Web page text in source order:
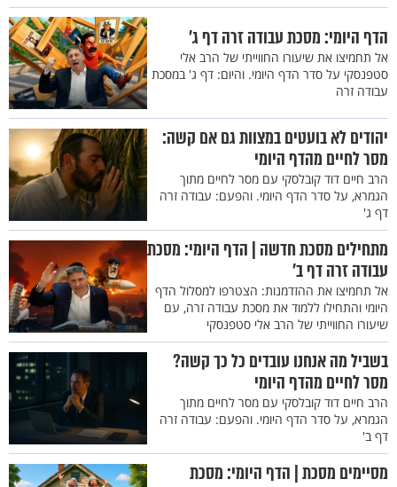
הדף היומי: מסכת עבודה זרה דף ג'
אל תחמיצו את שיעורו החווייתי של הרב אלי
סטפנסקי על סדר הדף היומי. והיום: דף ג' במסכת
עבודה זרה
יהודים לא בועטים במצוות גם אם קשה:
מסר לחיים מהדף היומי
הרב חיים דוד קובלסקי עם מסר לחיים מתוך
הגמרא, על סדר הדף היומי. והפעם: עבודה זרה
דף ג'
מתחילים מסכת חדשה | הדף היומי: מסכת
עבודה זרה דף ב'
אל תחמיצו את ההזדמנות: הצטרפו למסלול הדף
היומי והתחילו ללמוד את מסכת עבודה זרה, עם
שיעורו החווייתי של הרב אלי סטפנסקי
בשביל מה אנחנו עובדים כל כך קשה?
מסר לחיים מהדף היומי
הרב חיים דוד קובלסקי עם מסר לחיים מתוך
הגמרא, על סדר הדף היומי. והפעם: עבודה זרה
דף ב'
מסיימים מסכת | הדף היומי: מסכת